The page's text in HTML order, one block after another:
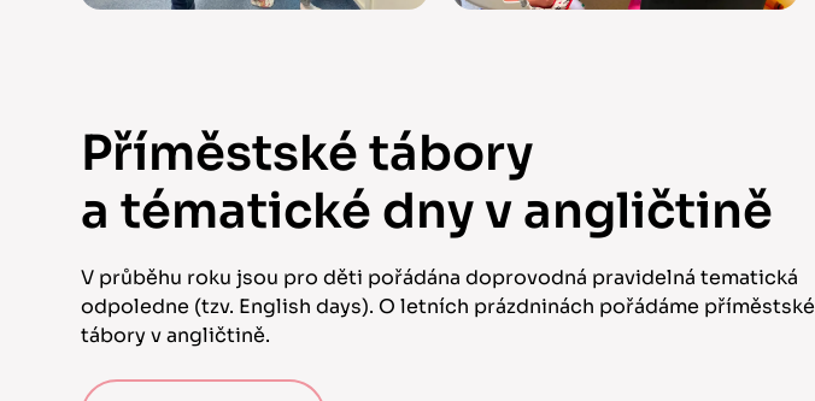
Příměstské tábory
a tématické dny v angličtině
V průběhu roku jsou pro děti pořádána doprovodná pravidelná tematická
odpoledne (tzv. English days). O letních prázdninách pořádáme příměstské
tábory v angličtině.